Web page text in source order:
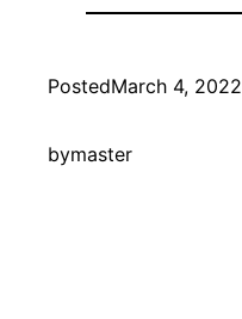
PostedMarch 4, 2022
bymaster